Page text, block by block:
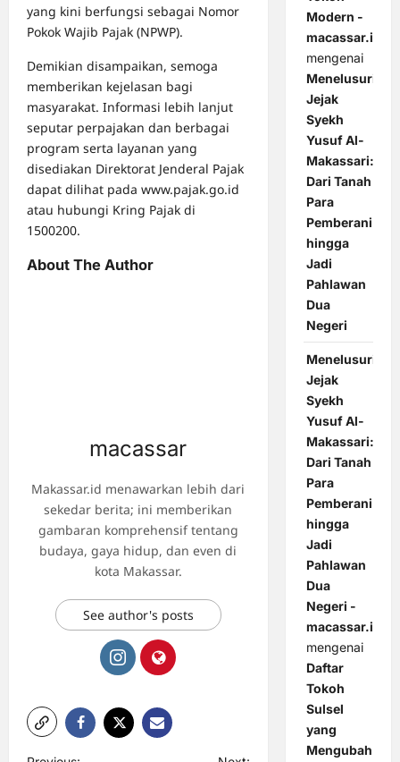
yang kini berfungsi sebagai Nomor
Pokok Wajib Pajak (NPWP).
Demikian disampaikan, semoga
memberikan kejelasan bagi
masyarakat. Informasi lebih lanjut
seputar perpajakan dan berbagai
program serta layanan yang
disediakan Direktorat Jenderal Pajak
dapat dilihat pada www.pajak.go.id
atau hubungi Kring Pajak di
1500200.
About The Author
macassar
Makassar.id menawarkan lebih dari
sekedar berita; ini memberikan
gambaran komprehensif tentang
budaya, gaya hidup, dan even di
kota Makassar.
See author's posts
Modern -
macassar.id
mengenai
Menelusuri
Jejak
Syekh
Yusuf Al-
Makassari:
Dari Tanah
Para
Pemberani
hingga
Jadi
Pahlawan
Dua
Negeri
Menelusuri
Jejak
Syekh
Yusuf Al-
Makassari:
Dari Tanah
Para
Pemberani
hingga
Jadi
Pahlawan
Dua
Negeri -
macassar.id
mengenai
Daftar
Tokoh
Sulsel
yang
Mengubah